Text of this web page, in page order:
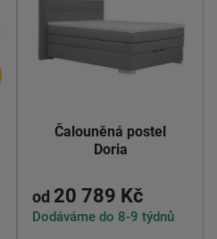
Čalouněná postel
Doria
od 20 789 Kč
Dodáváme do 8-9 týdnů